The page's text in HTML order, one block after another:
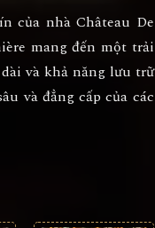
của nhàChâteau De
mang đến một trải
và khả năng lưu trữ
và đẳng cấp của các